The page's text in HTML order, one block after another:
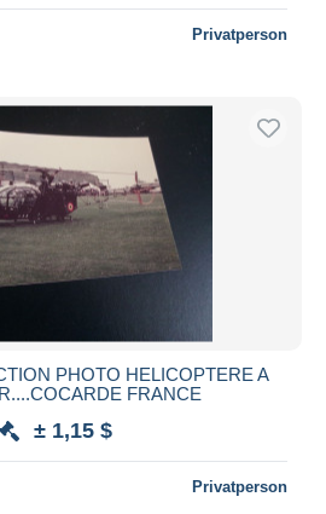
Privatperson
PHOTO HELICOPTERE A
FRANCE
± 1,15 $
Privatperson